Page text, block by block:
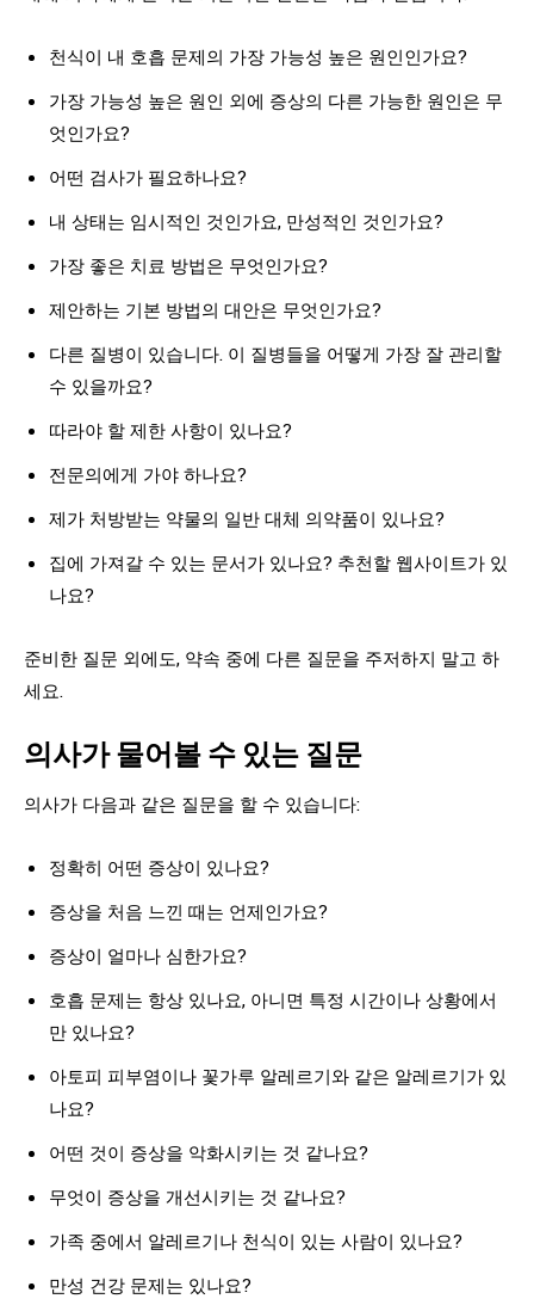
천식이 내 호흡 문제의 가장 가능성 높은 원인인가요?
가장 가능성 높은 원인 외에 증상의 다른 가능한 원인은 무
엇인가요?
어떤 검사가 필요하나요?
내 상태는 임시적인 것인가요, 만성적인 것인가요?
가장 좋은 치료 방법은 무엇인가요?
제안하는 기본 방법의 대안은 무엇인가요?
다른 질병이 있습니다. 이 질병들을 어떻게 가장 잘 관리할
수 있을까요?
따라야 할 제한 사항이 있나요?
전문의에게 가야 하나요?
제가 처방받는 약물의 일반 대체 의약품이 있나요?
집에 가져갈 수 있는 문서가 있나요? 추천할 웹사이트가 있
나요?
준비한 질문 외에도, 약속 중에 다른 질문을 주저하지 말고 하
세요.
의사가 물어볼 수 있는 질문
의사가 다음과 같은 질문을 할 수 있습니다:
정확히 어떤 증상이 있나요?
증상을 처음 느낀 때는 언제인가요?
증상이 얼마나 심한가요?
호흡 문제는 항상 있나요, 아니면 특정 시간이나 상황에서
만 있나요?
아토피 피부염이나 꽃가루 알레르기와 같은 알레르기가 있
나요?
어떤 것이 증상을 악화시키는 것 같나요?
무엇이 증상을 개선시키는 것 같나요?
가족 중에서 알레르기나 천식이 있는 사람이 있나요?
만성 건강 문제는 있나요?